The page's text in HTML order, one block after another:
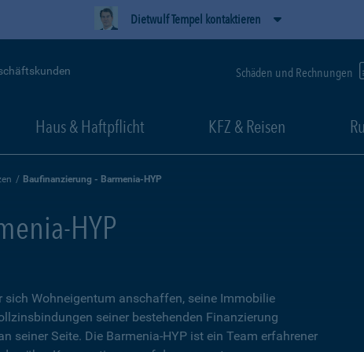
Dietwulf Tempel kontaktieren
Schäden und Rechnungen
Haus & Haftpflicht KFZ & Reisen
Baufinanzierung - Barmenia-HYP
HYP
sich Wohneigentum anschaffen, seine Immobilie
seiner bestehenden Finanzierung
seiner Seite. Die Barmenia-HYP ist ein Team erfahrener